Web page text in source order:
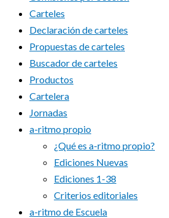
Carteles
Declaración de carteles
Propuestas de carteles
Buscador de carteles
Productos
Cartelera
Jornadas
a-ritmo propio
¿Qué es a-ritmo propio?
Ediciones Nuevas
Ediciones 1-38
Criterios editoriales
a-ritmo de Escuela